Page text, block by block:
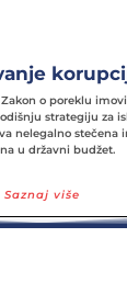
o poreklu
strategiju za
nelegalno stečena
u državni budžet.
Saznaj više